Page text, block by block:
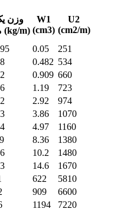
وزن
متر (kg/m)
W1
(cm3)
U2
(cm2/m)
0.05
251
0.482 534
0.909 660
1.19
723
2.92
974
3.86
1070
4.97
1160
8.36
1380
10.2
1480
14.6
1670
622
5810
909
6600
1194
7220